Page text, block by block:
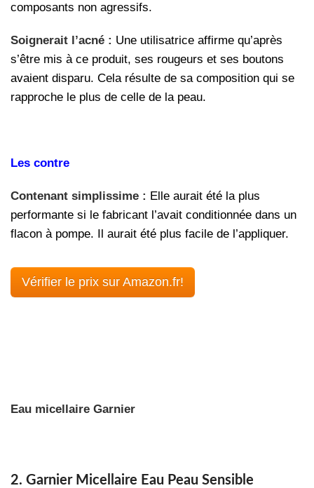
composants non agressifs.
Soignerait l’acné : Une utilisatrice affirme qu’après
s’être mis à ce produit, ses rougeurs et ses boutons
avaient disparu. Cela résulte de sa composition qui se
rapproche le plus de celle de la peau.
Les contre
Contenant simplissime : Elle aurait été la plus
performante si le fabricant l’avait conditionnée dans un
flacon à pompe. Il aurait été plus facile de l’appliquer.
Vérifier le prix sur Amazon.fr!
Eau micellaire Garnier
2. Garnier Micellaire Eau Peau Sensible